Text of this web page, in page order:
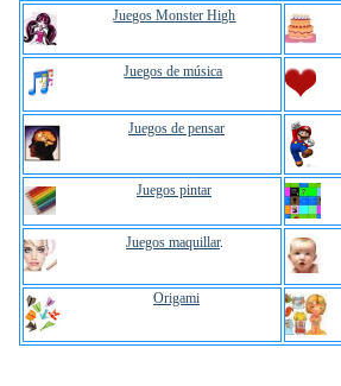
Juegos Monster High
Juegos de música
Juegos de pensar
Juegos pintar
Juegos maquillar.
Origami